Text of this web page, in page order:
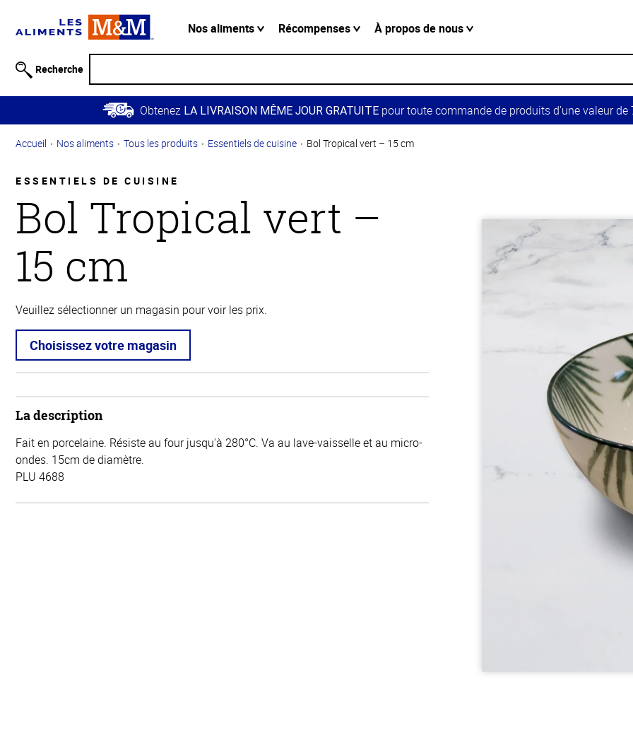
relative à
Passer
contenu
Retour à
principale
Nos aliments Récompenses À propos de nous
Recherche
Obtenez LA LIVRAISON MÊME JOUR GRATUITEpour toute commande de produits d’une valeur
Accueil Nos aliments Tous les produits Essentiels de cuisine Bol Tropical vert – 15 cm
ESSENTIELS DE CUISINE
Bol Tropical vert –
15 cm
Veuillez sélectionner un magasin pour voir les prix.
Choisissez votre magasin
La description
Fait en porcelaine. Résiste au four jusqu'à 280°C. Va au lave-vaisselle et au micro-
ondes. 15cm de diamètre.
PLU 4688